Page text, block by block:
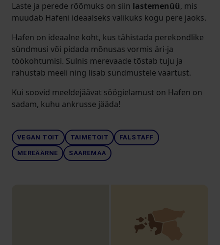
Laste ja perede rõõmuks on siin lastemenüü, mis
muudab Hafeni ideaalseks valikuks kogu pere jaoks.
Hafen on ideaalne koht, kus tähistada perekondlike
sündmusi või pidada mõnusas vormis äri-ja
töökohtumisi. Sulnis merevaade tõstab tuju ja
rahustab meeli ning lisab sündmustele väärtust.
Kui soovid meeldejäävat söögielamust on Hafen on
sadam, kuhu ankrusse jääda!
VEGAN TOIT TAIMETOIT FALSTAFF
MEREÄÄRNE SAAREMAA